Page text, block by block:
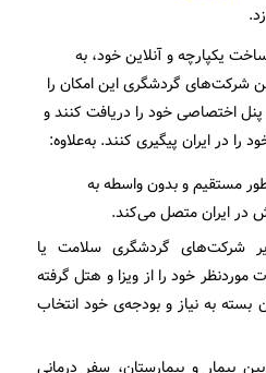
یکپارچه و آنلاین خود، به
شرکت‌های گردشگری این امکان را
اختصاصی خود را دریافت کنند و
را در ایران پیگیری کنند. به‌علاوه:
مستقیم و بدون واسطه به
در ایران متصل می‌کند.
شرکت‌های گردشگری سلامت یا
موردنظر خود را از ویزا و هتل گرفته
بسته به نیاز و بودجه‌ی خود انتخاب
بیمار و بیمارستان، سفر درمانی